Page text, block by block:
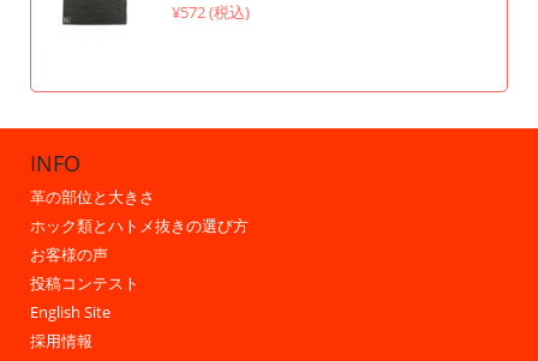
¥572 (税込)
INFO
革の部位と大きさ
ホック類とハトメ抜きの選び方
お客様の声
投稿コンテスト
English Site
採用情報